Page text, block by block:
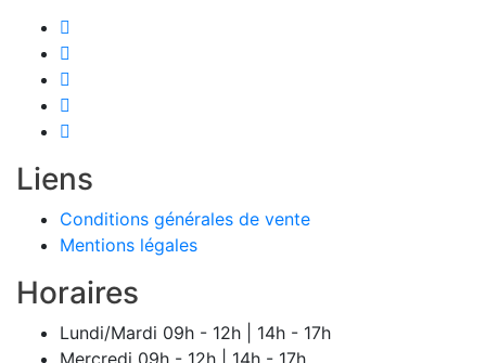
Liens
Conditions générales de vente
Mentions légales
Horaires
Lundi/Mardi 09h - 12h | 14h - 17h